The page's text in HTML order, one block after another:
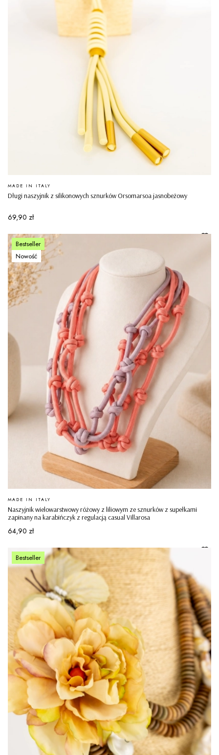
Długi naszyjnik z silikonowych sznurków Orsomarsoa jasnobeżowy
PRODUCENT
MADE IN ITALY
Cena
69,90 zł
Bestseller
Nowość
Naszyjnik wielowarstwowy różowy z liliowym ze sznurków z supełkami
zapinany na karabińczyk z regulacją casual Villarosa
PRODUCENT
MADE IN ITALY
Cena
64,90 zł
Bestseller